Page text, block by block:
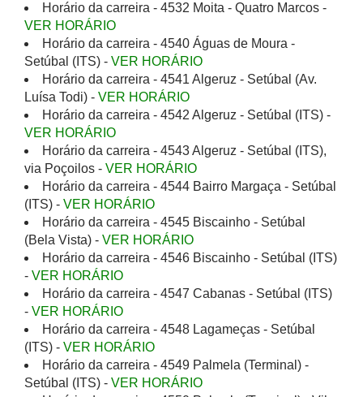
Horário da carreira - 4532 Moita - Quatro Marcos -
VER HORÁRIO
Horário da carreira - 4540 Águas de Moura -
Setúbal (ITS) - VER HORÁRIO
Horário da carreira - 4541 Algeruz - Setúbal (Av.
Luísa Todi) - VER HORÁRIO
Horário da carreira - 4542 Algeruz - Setúbal (ITS) -
VER HORÁRIO
Horário da carreira - 4543 Algeruz - Setúbal (ITS),
via Poçoilos - VER HORÁRIO
Horário da carreira - 4544 Bairro Margaça - Setúbal
(ITS) - VER HORÁRIO
Horário da carreira - 4545 Biscainho - Setúbal
(Bela Vista) - VER HORÁRIO
Horário da carreira - 4546 Biscainho - Setúbal (ITS)
- VER HORÁRIO
Horário da carreira - 4547 Cabanas - Setúbal (ITS)
- VER HORÁRIO
Horário da carreira - 4548 Lagameças - Setúbal
(ITS) - VER HORÁRIO
Horário da carreira - 4549 Palmela (Terminal) -
Setúbal (ITS) - VER HORÁRIO